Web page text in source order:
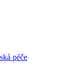
péče